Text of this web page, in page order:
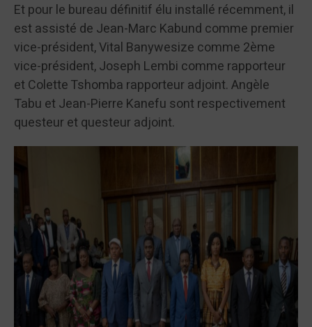
Et pour le bureau définitif élu installé récemment, il
est assisté de Jean-Marc Kabund comme premier
vice-président, Vital Banywesize comme 2ème
vice-président, Joseph Lembi comme rapporteur
et Colette Tshomba rapporteur adjoint. Angèle
Tabu et Jean-Pierre Kanefu sont respectivement
questeur et questeur adjoint.